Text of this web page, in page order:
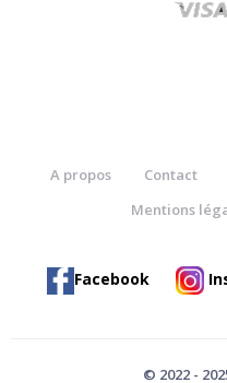
A propos Contact
Mentions
Facebook
© 2022 -